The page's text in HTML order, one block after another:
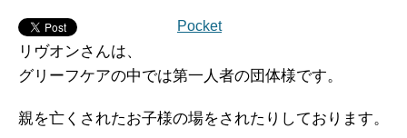
Pocket
リヴオンさんは、
グリーフケアの中では第一人者の団体様です。
親を亡くされたお子様の場をされたりしております。